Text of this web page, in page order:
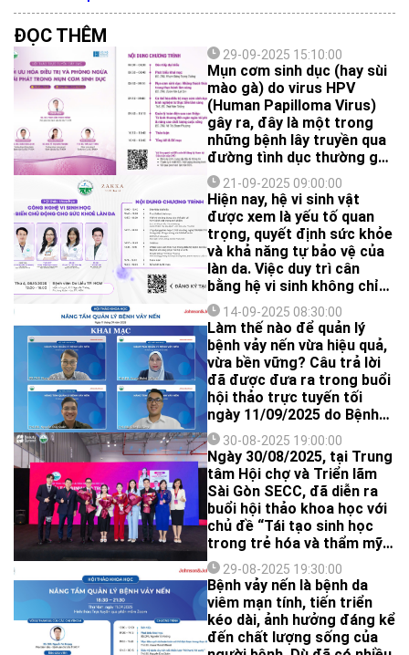
ĐỌC THÊM
29-09-2025 15:10:00
Mụn cơm sinh dục (hay sùi
mào gà) do virus HPV
(Human Papilloma Virus)
gây ra, đây là một trong
những bệnh lây truyền qua
đường tình dục thường gặp
trong thực hành da liễu
hằng ngày, dễ tái phát và
ảnh hưởng lớn đến chất
lượng sống của người
bệnh. Việc điều trị tối ưu,
kết hợp với các biện pháp
phòng ngừa tái phát, vẫn
còn là thách thức trong
thực hành lâm sàng hằng
ngày.
21-09-2025 09:00:00
Hiện nay, hệ vi sinh vật
được xem là yếu tố quan
trọng, quyết định sức khỏe
và khả năng tự bảo vệ của
làn da. Việc duy trì cân
bằng hệ vi sinh không chỉ
giúp củng cố hàng rào bảo
vệ tự nhiên mà còn góp
phần nâng cao hiệu quả của
các liệu pháp chăm sóc và
điều trị bệnh lý da liễu.
14-09-2025 08:30:00
Làm thế nào để quản lý
bệnh vảy nến vừa hiệu quả,
vừa bền vững? Câu trả lời
đã được đưa ra trong buổi
hội thảo trực tuyến tối
ngày 11/09/2025 do Bệnh
viện Da Liễu TP.HCM chủ
trì, phối hợp tổ chức cùng
Johnson &amp;Johnson
(Việt Nam). Với chủ đề
‘Nâng tầm quản lý bệnh vảy
nến’, sự kiện thu hút hơn
200 đại biểu tham dự và
chia sẻ kinh nghiệm.
30-08-2025 19:00:00
Ngày 30/08/2025, tại Trung
tâm Hội chợ và Triển lãm
Sài Gòn SECC, đã diễn ra
buổi hội thảo khoa học với
chủ đề “Tái tạo sinh học
trong trẻ hóa và thẩm mỹ
da”. Hội thảo được tổ chức
bởi Bệnh viện Da Liễu
TPHCM cùng sự đồng hành
của Hana HP Group, đã thu
hút hơn 200 đại biểu tham
dự.
29-08-2025 19:30:00
Bệnh vảy nến là bệnh da
viêm mạn tính, tiến triển
kéo dài, ảnh hưởng đáng kể
đến chất lượng sống của